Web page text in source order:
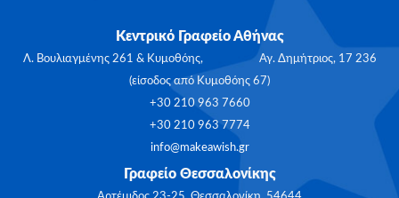
Κεντρικό Γραφείο Αθήνας
Λ. Βουλιαγμένης 261 & Κυμοθόης, Αγ. Δημήτριος, 17 236
(είσοδος από Κυμοθόης 67)
+30 210 963 7660
+30 210 963 7774
info@makeawish.gr
Γραφείο Θεσσαλονίκης